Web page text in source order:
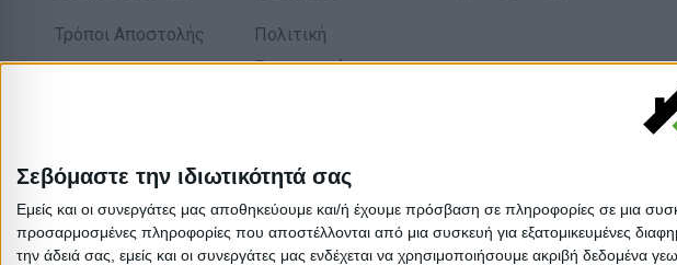
Σεβόμαστε την ιδιωτικότητά σας
Εμείς και οι συνεργάτες μας αποθηκεύουμε και/ή έχουμε πρόσβαση σε πληροφορίες σε μια
προσαρμοσμένες πληροφορίες που αποστέλλονται από μια συσκευή για εξατομικευμένες
την άδειά σας, εμείς και οι συνεργάτες μας ενδέχεται να χρησιμοποιήσουμε ακριβή
Τρόποι Αποστολής
Τρόποι Πληρωμής
επιστροφών
Πολιτική
Επιστροφών
δεδομένα
Σχετικά με εμάς